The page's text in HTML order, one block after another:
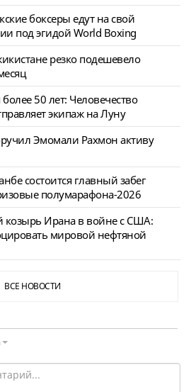
боксеры едут на свой
под эгидой World Boxing
резко подешевело
более 50 лет: Человечество
экипаж на Луну
Эмомали Рахмон активу
состоится главный забег
полумарафона-2026
козырь Ирана в войне с США:
мировой нефтяной
ВСЕ НОВОСТИ